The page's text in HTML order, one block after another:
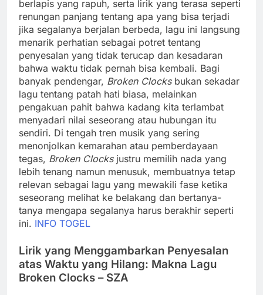
berlapis yang rapuh, serta lirik yang terasa seperti
renungan panjang tentang apa yang bisa terjadi
jika segalanya berjalan berbeda, lagu ini langsung
menarik perhatian sebagai potret tentang
penyesalan yang tidak terucap dan kesadaran
bahwa waktu tidak pernah bisa kembali. Bagi
banyak pendengar, Broken Clocksbukan sekadar
lagu tentang patah hati biasa, melainkan
pengakuan pahit bahwa kadang kita terlambat
menyadari nilai seseorang atau hubungan itu
sendiri. Di tengah tren musik yang sering
menonjolkan kemarahan atau pemberdayaan
tegas, Broken Clocksjustru memilih nada yang
lebih tenang namun menusuk, membuatnya tetap
relevan sebagai lagu yang mewakili fase ketika
seseorang melihat ke belakang dan bertanya-
tanya mengapa segalanya harus berakhir seperti
ini. INFO TOGEL
Lirik yang Menggambarkan Penyesalan
atas Waktu yang Hilang: Makna Lagu
Broken Clocks – SZA